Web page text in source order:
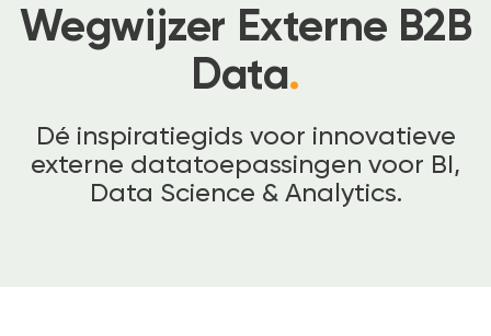
Wegwijzer Externe B2B
Data.
Dé inspiratiegids voor innovatieve
externe datatoepassingen voor BI,
Data Science & Analytics.